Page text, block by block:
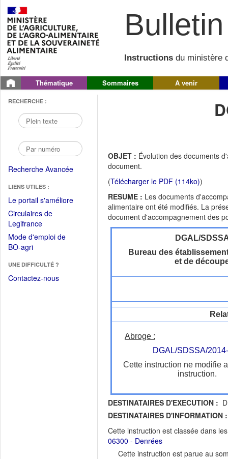
Instructions du ministère
Thématique Sommaires A venir
RECHERCHE :
Recherche Avancée
LIENS UTILES :
Le portail s'améliore(Fichier
Circulaires de
Legifrance(Ouvrir
dans
une
fenêtre)
Mode d'emploi de
BO-agri(Ouvrir
une
nouvelle
UNE DIFFICULTÉ ?
Contactez-nous
OBJET : Évolution des documents
document.
(Télécharger le PDF (114ko))
RESUME : Les documents
alimentaire ont été modifiés. La
document d'accompagnement des
DGAL/
Bureau des
et de
Abroge :
DGAL/SDSSA/
Cette instruction ne modifie
instruction.
DESTINATAIRES D'EXECUTION :
DESTINATAIRES D'INFORMATION :
Cette instruction est classée dans
06300 - Denrées
Cette instruction est parue au